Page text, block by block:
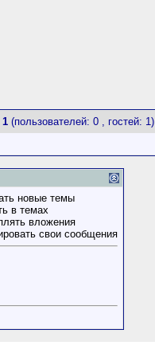
1 (пользователей: 0 , гостей: 1)
новые темы
в темах
вложения
свои сообщения